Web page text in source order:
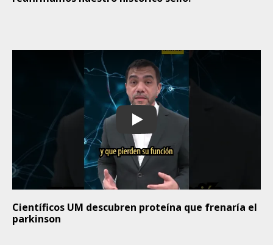
Play
Científicos UM descubren proteína que frenaría el
parkinson